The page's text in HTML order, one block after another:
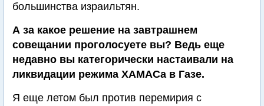
большинства израильтян.
А за какое решение на завтрашнем
совещании проголосуете вы? Ведь еще
недавно вы категорически настаивали на
ликвидации режима ХАМАСа в Газе.
Я еще летом был против перемирия с